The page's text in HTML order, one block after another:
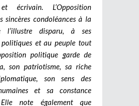
écrivain. L’Opposition
sincères condoléances à la
l’illustre disparu, à ses
et au peuple tout
politique garde de
son patriotisme, sa riche
son sens des
et sa constance
note également que